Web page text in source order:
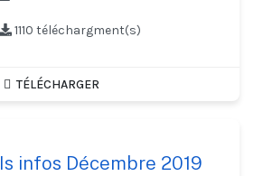
1110 téléchargment(s)
TÉLÉCHARGER
Is infos Décembre 2019